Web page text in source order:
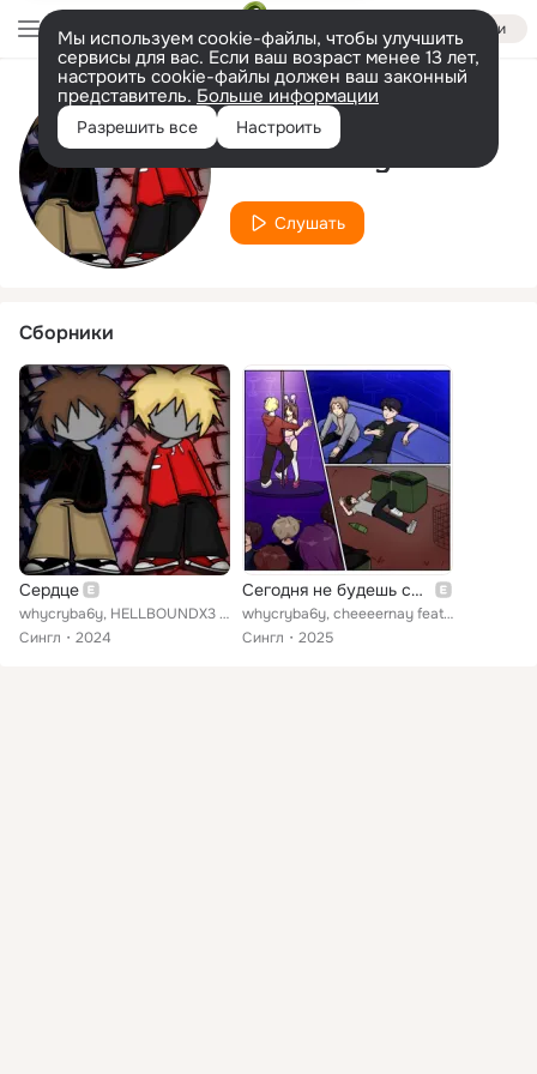
Войти
Мы используем cookie-файлы, чтобы улучшить
сервисы для вас. Если ваш возраст менее 13 лет,
настроить cookie-файлы должен ваш законный
представитель. Больше информации
Разрешить все Настроить
Исполнитель
cheeeernay
Слушать
Сборники
Сердце
whycryba6y, HELLBOUNDX3 feat. cheeeernay
Сингл
2024
Сегодня не будешь спать
whycryba6y, cheeeernay feat. FiZSsZ
Сингл
2025